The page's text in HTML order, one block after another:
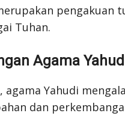
pengakuan
Tuhan.
Agama
agama Yahudi
dan